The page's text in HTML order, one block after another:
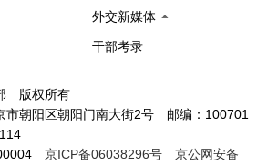
外交新媒体
干部考录
版权所有
市朝阳区朝阳门南大街2号 邮编：100701
京ICP备06038296号
京公网安备